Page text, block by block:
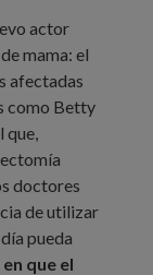
actor
mama: el
afectadas
como Betty
que,
doctores
de utilizar
pueda
que el